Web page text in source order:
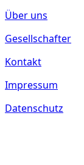
Über uns
Gesellschafter
Kontakt
Impressum
Datenschutz